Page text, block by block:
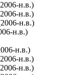
н.в.)
н.в.)
н.в.)
н.в.)
н.в.)
н.в.)
н.в.)